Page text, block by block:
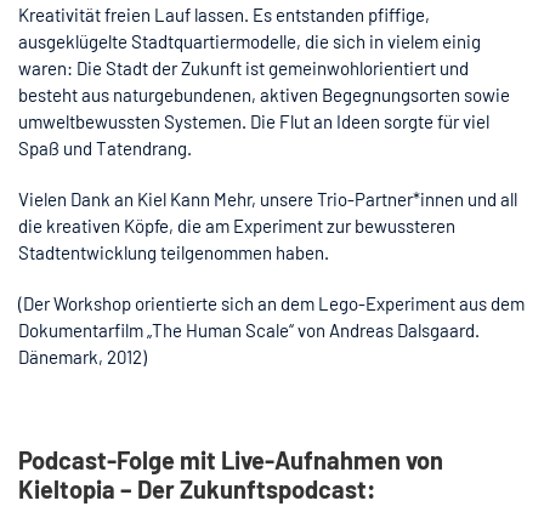
Kreativität freien Lauf lassen. Es entstanden pfiffige,
ausgeklügelte Stadtquartiermodelle, die sich in vielem einig
waren: Die Stadt der Zukunft ist gemeinwohlorientiert und
besteht aus naturgebundenen, aktiven Begegnungsorten sowie
umweltbewussten Systemen. Die Flut an Ideen sorgte für viel
Spaß und Tatendrang.
Vielen Dank an Kiel Kann Mehr, unsere Trio-Partner*innen und all
die kreativen Köpfe, die am Experiment zur bewussteren
Stadtentwicklung teilgenommen haben.
(Der Workshop orientierte sich an dem Lego-Experiment aus dem
Dokumentarfilm „The Human Scale“ von Andreas Dalsgaard.
Dänemark, 2012)
Podcast-Folge mit Live-Aufnahmen von
Kieltopia – Der Zukunftspodcast: